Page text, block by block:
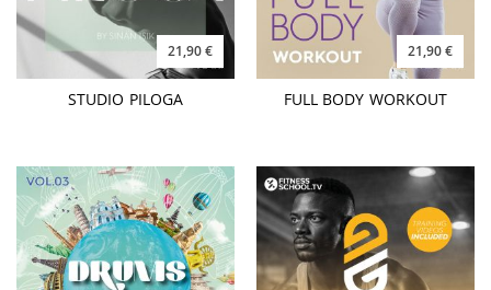
21,90 €
STUDIO PILOGA
21,90 €
FULL BODY WORKOUT